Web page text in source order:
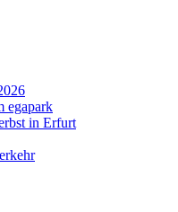
egapark
in Erfurt